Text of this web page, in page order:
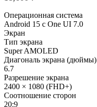
Операционная система
Android 15 с One UI 7.0
Экран
Тип экрана
Super AMOLED
Диагональ экрана (дюймы)
6.7
Разрешение экрана
2400 × 1080 (FHD+)
Соотношение сторон
20:9